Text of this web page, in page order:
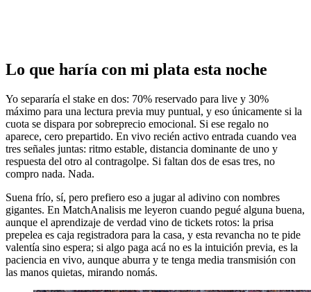
Lo que haría con mi plata esta noche
Yo separaría el stake en dos: 70% reservado para live y 30%
máximo para una lectura previa muy puntual, y eso únicamente si la
cuota se dispara por sobreprecio emocional. Si ese regalo no
aparece, cero prepartido. En vivo recién activo entrada cuando vea
tres señales juntas: ritmo estable, distancia dominante de uno y
respuesta del otro al contragolpe. Si faltan dos de esas tres, no
compro nada. Nada.
Suena frío, sí, pero prefiero eso a jugar al adivino con nombres
gigantes. En MatchAnalisis me leyeron cuando pegué alguna buena,
aunque el aprendizaje de verdad vino de tickets rotos: la prisa
prepelea es caja registradora para la casa, y esta revancha no te pide
valentía sino espera; si algo paga acá no es la intuición previa, es la
paciencia en vivo, aunque aburra y te tenga media transmisión con
las manos quietas, mirando nomás.